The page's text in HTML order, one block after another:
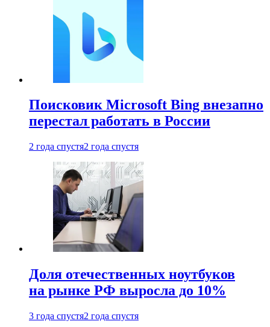
Поисковик Microsoft Bing внезапно
перестал работать в России
2 года спустя2 года спустя
Доля отечественных ноутбуков
на рынке РФ выросла до 10%
3 года спустя2 года спустя